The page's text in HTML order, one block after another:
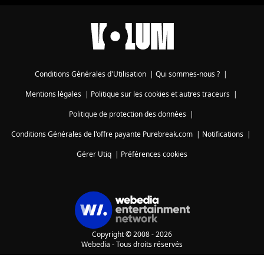
Conditions Générales d'Utilisation | Qui sommes-nous ? |
Mentions légales| Politique sur les cookies et autres traceurs|
Politique de protection des données|
Conditions Générales de l'offre payante Purebreak.com | Notifications |
Gérer Utiq | Préférences cookies
Copyright © 2008 - 2026
Webedia - Tous droits réservés